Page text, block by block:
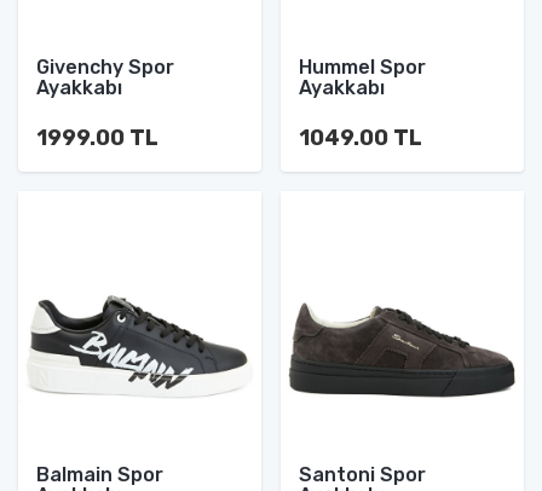
Givenchy Spor
Ayakkabı
1999.00 TL
Hummel Spor
Ayakkabı
1049.00 TL
Balmain Spor
Santoni Spor